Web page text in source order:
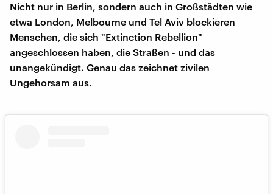
Nicht nur in Berlin, sondern auch in Großstädten wie
etwa London, Melbourne und Tel Aviv blockieren
Menschen, die sich "Extinction Rebellion"
angeschlossen haben, die Straßen - und das
unangekündigt. Genau das zeichnet zivilen
Ungehorsam aus.